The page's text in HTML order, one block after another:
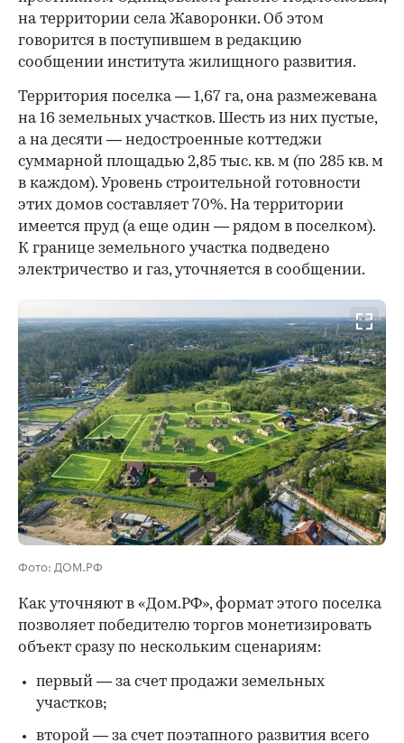
на территории села Жаворонки. Об этом
говорится в поступившем в редакцию
сообщении института жилищного развития.
Территория поселка — 1,67 га, она размежевана
на 16 земельных участков. Шесть из них пустые,
а на десяти — недостроенные коттеджи
суммарной площадью 2,85 тыс. кв. м (по 285 кв. м
в каждом). Уровень строительной готовности
этих домов составляет 70%. На территории
имеется пруд (а еще один — рядом в поселком).
К границе земельного участка подведено
электричество и газ, уточняется в сообщении.
Фото: ДОМ.РФ
Как уточняют в «Дом.РФ», формат этого поселка
позволяет победителю торгов монетизировать
объект сразу по нескольким сценариям:
первый — за счет продажи земельных
участков;
второй — за счет поэтапного развития всего